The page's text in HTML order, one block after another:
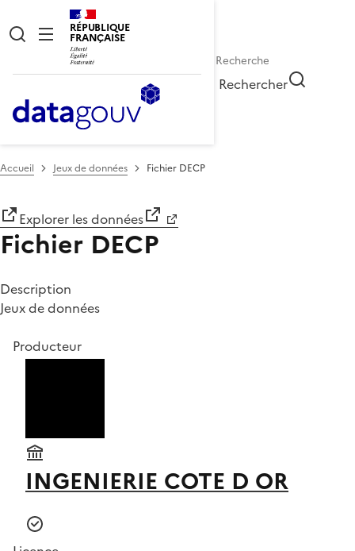
RÉPUBLIQUE
FRANÇAISE
Rechercher
Accueil Jeux de données Fichier DECP
Explorer les données
Fichier DECP
Description
Jeux de données
Producteur
INGENIERIE COTE D OR